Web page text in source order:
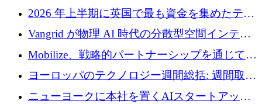
い評価を得ています！Providend社の設立25周
年を記念して、受講生の皆様に配当金が支給
されました！
2026 年上半期に英国で最も資金を集めたテク
ノロジー企業
Vangrid が物理 AI 時代の分散型空間インテリ
ジェンス ネットワークを構築するために 900
万ドルのシードを調達
Mobilize、戦略的パートナーシップを通じて通
信ソフトウェア会社を拡大するための投資部
ヨーロッパのテクノロジー週間総括: 週間取引
額 8 億 7,800 万ユーロと 2026 年上半期の主要
ニューヨークに本社を置くAIスタートアップ